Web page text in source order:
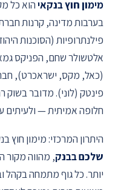
מימון חוץ בנקאיהוא כל
בערבות מדינה, קרנות
(כאל, מקס, ישראכרט),
פינטק (לוני). מדובר
חלופה אמיתית —
היתרון המרכזי: מימון חוץ
שלכם בבנק, מהווה מקור
יותר. כל גוף מתמחה